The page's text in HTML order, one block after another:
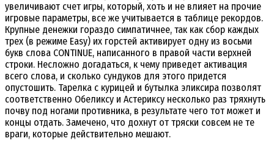
увеличивают счет игры, который, хоть и не влияет на прочие
игровые параметры, все же учитывается в таблице рекордов.
Крупные денежки гораздо симпатичнее, так как сбор каждых
трех (в режиме Easy) их горстей активирует одну из восьми
букв слова CONTINUE, написанного в правой части верхней
строки. Несложно догадаться, к чему приведет активация
всего слова, и сколько сундуков для этого придется
опустошить. Тарелка с курицей и бутылка эликсира позволят
соответственно Обеликсу и Астериксу несколько раз тряхнуть
почву под ногами противника, в результате чего тот может и
концы отдать. Замечено, что дохнут от тряски совсем не те
враги, которые действительно мешают.